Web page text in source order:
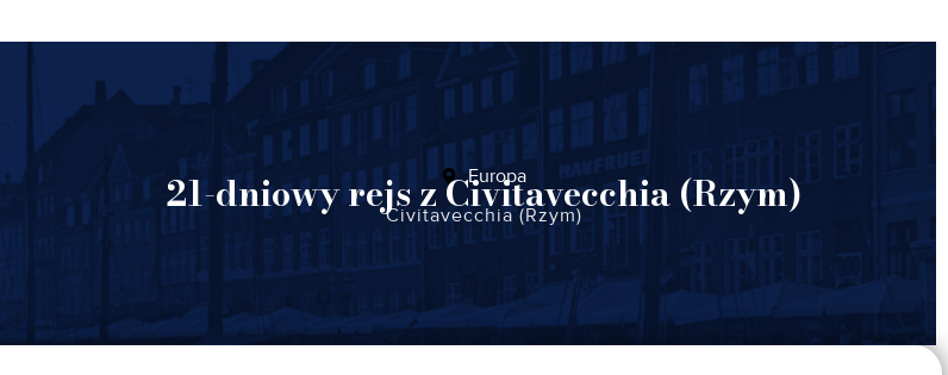
Europa
21-dniowy rejs z Civitavecchia (Rzym)
Civitavecchia (Rzym)